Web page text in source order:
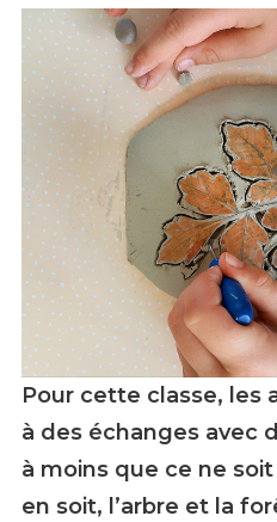
"Arbres d’ici et
du Parc de
Mandailles -
Pour cette classe, les
à des échanges avec
à moins que ce ne soit
en soit, l’arbre et la